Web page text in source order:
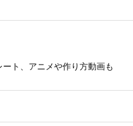
ト、アニメや作り方動画も